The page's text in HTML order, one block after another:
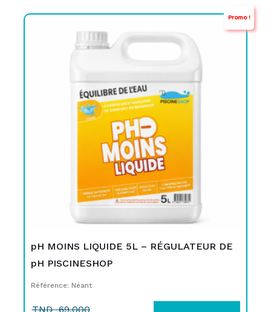
Promo !
pH MOINS LIQUIDE 5L – RÉGULATEUR DE
pH PISCINESHOP
Référence: Néant
TND69,000
TND
69,000.
TND
39,900.